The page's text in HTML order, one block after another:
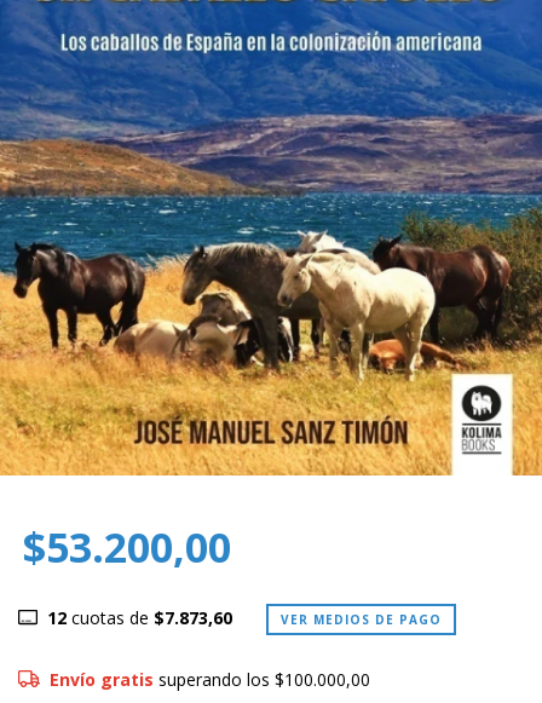
$53.200,00
12cuotas de $7.873,60 VER MEDIOS DE PAGO
Envío gratis superando los $100.000,00